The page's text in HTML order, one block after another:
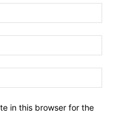
in this browser for the